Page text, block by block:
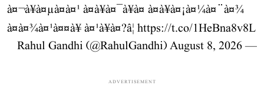
à¤¬à¥à¤µà¤à¤¹ à¤à¥à¤¯à¥à¤ à¤à¥à¤¡à¤¼à¤¨à¤¾
à¤à¤¾à¤¹à¤¤à¥ à¤¹à¥à¤?â¦ https://t.co/1HeBna8v8L
— Rahul Gandhi (@RahulGandhi)
August 8, 2026
ADVERTISEMENT